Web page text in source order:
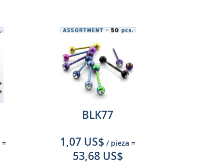
=
BLK77
1,07 US$ / pieza =
53,68 US$